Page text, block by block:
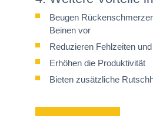
Beugen
Beinen vor
Reduzieren Fehlzeiten
Erhöhen die Produktivität
Bieten zusätzliche